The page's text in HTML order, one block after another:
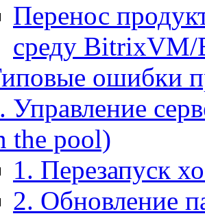
Перенос
среду
ошибки
Управление
the pool)
1. Перезапуск
2. Обновление